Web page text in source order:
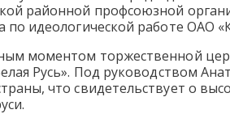
районной профсоюзной
по идеологической работе ОАО
моментом торжественной
Русь». Под руководством
что свидетельствует о